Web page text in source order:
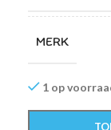
MERK
1 op